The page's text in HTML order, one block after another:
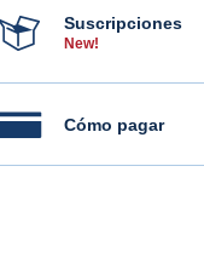
Suscripciones
New!
Cómo pagar